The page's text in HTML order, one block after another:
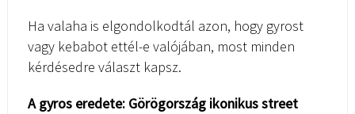
Ha valaha is elgondolkodtál azon, hogy gyrost
vagy kebabot ettél-e valójában, most minden
kérdésedre választ kapsz.
A gyros eredete: Görögország ikonikus street